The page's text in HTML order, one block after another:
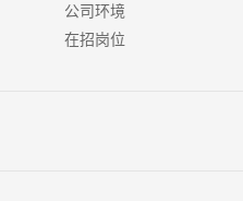
公司环境
在招岗位